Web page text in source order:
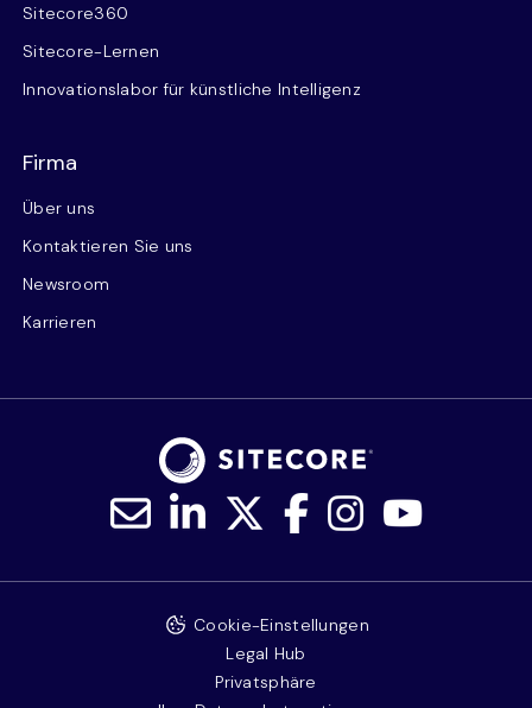
Sitecore360
Sitecore-Lernen
Innovationslabor für künstliche Intelligenz
Firma
Über uns
Kontaktieren Sie uns
Newsroom
Karrieren
Cookie-Einstellungen
Legal Hub
Privatsphäre